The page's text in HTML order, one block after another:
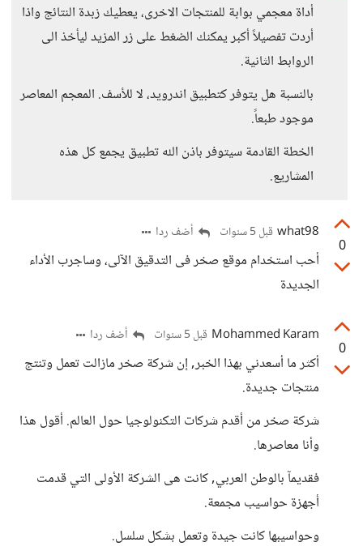
أداة معجمي بوابة للمنتجات الاخرى، يعطيك زبدة النتائج واذا
أردت تفصيلاً أكبر يمكنك الضغط على زر المزيد ليأخذ الى
الروابط الثانية.
بالنسبة هل يتوفر كتطبيق اندرويد، لا للأسف. المعجم المعاصر
موجود طبعاً.
الخطة القادمة سيتوفر باذن الله تطبيق يجمع كل هذه
المشاريع.
0
what98 قبل 5 سنوات أضف ردا
أحب استخدام موقع صخر فى التدقيق الآلى، وساجرب الأداء
الجديدة
0
Mohammed Karam قبل 5 سنوات أضف ردا
أكثر ما أسعدني بهذا الخبر, إن شركة صخر مازالت تعمل وتنتج
منتجات جديدة.
شركة صخر من أقدم شركات التكنولوجيا حول العالم. أقول هذا
وأنا معاصرها.
فقديمآ بالوطن العربي, كانت هى الشركة الأولى التي قدمت
أجهزة حواسيب مجمعة.
وحواسيبها كانت جيدة وتعمل بشكل سلسل.